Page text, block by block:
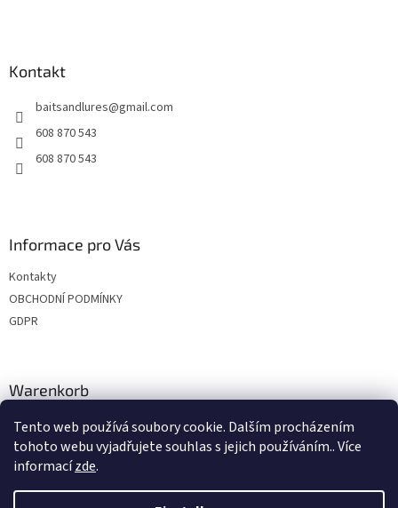
Tento web používá soubory cookie. Dalším procházením
tohoto webu vyjadřujete souhlas s jejich používáním.. Více
informacízde.
Kontakt
baitsandlures@gmail.com
608 870 543
608 870 543
Informace pro Vás
Kontakty
OBCHODNÍ PODMÍNKY
GDPR
Warenkorb
0ST /€0